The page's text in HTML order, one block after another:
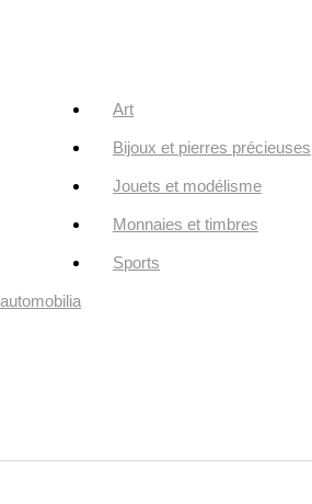
Art
Bijoux et pierres précieuses
Jouets et modélisme
Monnaies et timbres
Sports